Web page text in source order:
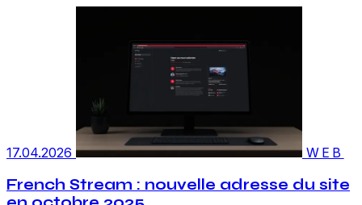
17.04.2026 WEB
French Stream : nouvelle adresse du site